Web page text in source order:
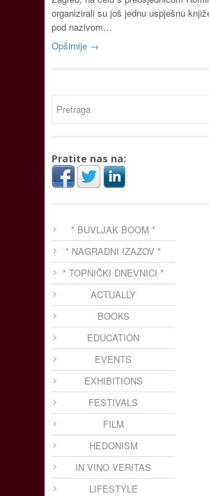
organizirali su još jednu uspješnu
pod nazivom…
Opširnije →
Pratite nas na:
* BUVLJAK BOOM *
* NAGRADNI IZAZOV *
* TOPNIČKI DNEVNICI *
ACTUALLY
BOOKS
EDUCATION
EVENTS
EXHIBITIONS
FESTIVALS
FILM
HEDONISM
IN VINO VERITAS
LIFESTYLE